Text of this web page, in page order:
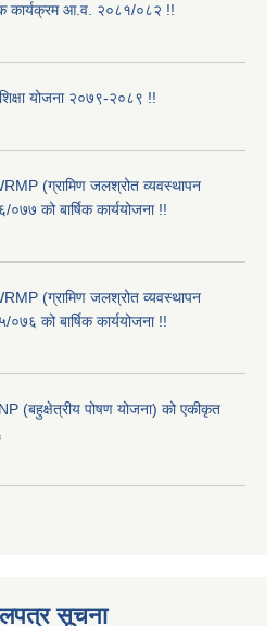
कार्यक्रम आ.व. २०८१/०८२ !!
योजना २०७९-२०८९ !!
(ग्रामिण जलश्रोत व्यवस्थापन
को बार्षिक कार्ययोजना !!
(ग्रामिण जलश्रोत व्यवस्थापन
को बार्षिक कार्ययोजना !!
(बहुक्षेत्रीय पोषण योजना) को एकीकृत
सूचना